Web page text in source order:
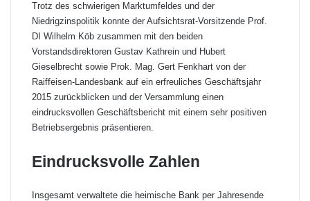
Trotz des schwierigen Marktumfeldes und der
Niedrigzinspolitik konnte der Aufsichtsrat-Vorsitzende Prof.
DI Wilhelm Köb zusammen mit den beiden
Vorstandsdirektoren Gustav Kathrein und Hubert
Gieselbrecht sowie Prok. Mag. Gert Fenkhart von der
Raiffeisen-Landesbank auf ein erfreuliches Geschäftsjahr
2015 zurückblicken und der Versammlung einen
eindrucksvollen Geschäftsbericht mit einem sehr positiven
Betriebsergebnis präsentieren.
Eindrucksvolle Zahlen
Insgesamt verwaltete die heimische Bank per Jahresende